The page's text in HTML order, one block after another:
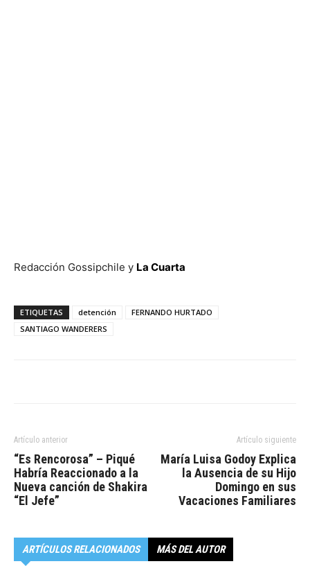
Redacción Gossipchile y La Cuarta
ETIQUETAS detención
FERNANDO HURTADO
SANTIAGO WANDERERS
Artículo anterior
“Es Rencorosa” – Piqué
Habría Reaccionado a la
Nueva canción de Shakira
“El Jefe”
Artículo siguiente
María Luisa Godoy Explica
la Ausencia de su Hijo
Domingo en sus
Vacaciones Familiares
ARTÍCULOS RELACIONADOS MÁS DEL AUTOR